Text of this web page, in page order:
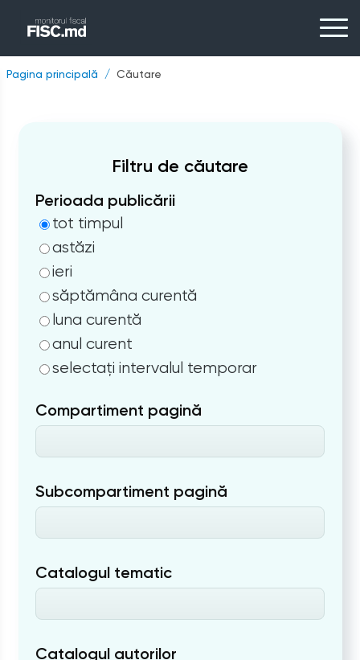
Pagina principală Căutare
Filtru de căutare
Perioada publicării
tot timpul
astăzi
ieri
săptămâna curentă
luna curentă
anul curent
selectați intervalul temporar
Compartiment pagină
Subcompartiment pagină
Catalogul tematic
Catalogul autorilor